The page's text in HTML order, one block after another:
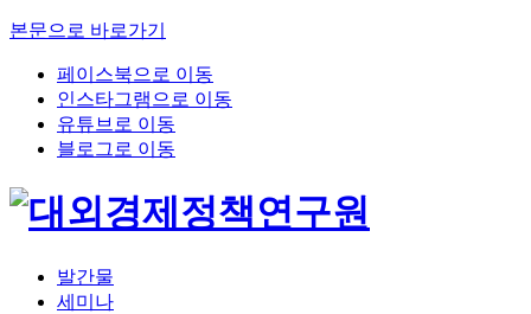
본문으로 바로가기
페이스북으로 이동
인스타그램으로 이동
유튜브로 이동
블로그로 이동
발간물
세미나